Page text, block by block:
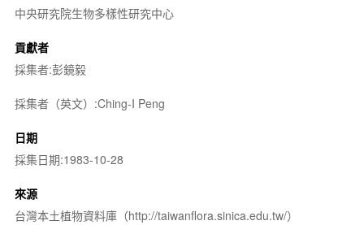
中央研究院生物多樣性研究中心
貢獻者
採集者:彭鏡毅
採集者（英文）:Ching-I Peng
日期
採集日期:1983-10-28
來源
台灣本土植物資料庫（http://taiwanflora.sinica.edu.tw/）